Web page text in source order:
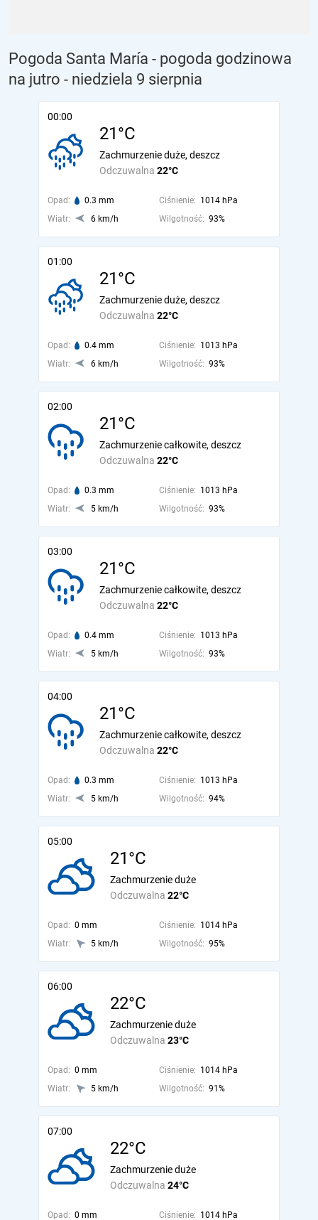
Pogoda Santa María - pogoda godzinowa
na jutro - niedziela 9 sierpnia
00:00
21°C
Odczuwalna 22°C
Zachmurzenie duże, deszcz
Opad: 0.3 mm Ciśnienie: 1014 hPa
Wiatr:
6 km/h Wilgotność: 93%
01:00
21°C
Odczuwalna 22°C
Zachmurzenie duże, deszcz
Opad: 0.4 mm Ciśnienie: 1013 hPa
Wiatr:
6 km/h Wilgotność: 93%
02:00
21°C
Odczuwalna 22°C
Zachmurzenie całkowite, deszcz
Opad: 0.3 mm Ciśnienie: 1013 hPa
Wiatr:
5 km/h Wilgotność: 93%
03:00
21°C
Odczuwalna 22°C
Zachmurzenie całkowite, deszcz
Opad: 0.4 mm Ciśnienie: 1013 hPa
Wiatr:
5 km/h Wilgotność: 93%
04:00
21°C
Odczuwalna 22°C
Zachmurzenie całkowite, deszcz
Opad: 0.3 mm Ciśnienie: 1013 hPa
Wiatr:
5 km/h Wilgotność: 94%
05:00
21°C
Odczuwalna 22°C
Zachmurzenie duże
Opad: 0 mm Ciśnienie: 1014 hPa
Wiatr:
5 km/h Wilgotność: 95%
06:00
22°C
Odczuwalna 23°C
Zachmurzenie duże
Opad: 0 mm Ciśnienie: 1014 hPa
Wiatr:
5 km/h Wilgotność: 91%
07:00
22°C
Odczuwalna 24°C
Zachmurzenie duże
Opad: 0 mm Ciśnienie: 1014 hPa